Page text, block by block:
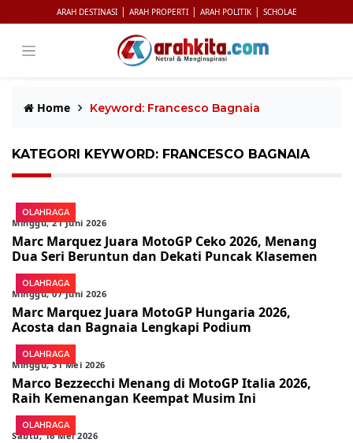
ARAH DESTINASI | ARAH PROPERTI | ARAH POLITIK | SCHOLAE
Home Keyword: Francesco Bagnaia
KATEGORI KEYWORD: FRANCESCO BAGNAIA
OLAHRAGA
Minggu, 21 Juni 2026
Marc Marquez Juara MotoGP Ceko 2026, Menang
Dua Seri Beruntun dan Dekati Puncak Klasemen
OLAHRAGA
Minggu, 07 Juni 2026
Marc Marquez Juara MotoGP Hungaria 2026,
Acosta dan Bagnaia Lengkapi Podium
OLAHRAGA
Minggu, 31 Mei 2026
Marco Bezzecchi Menang di MotoGP Italia 2026,
Raih Kemenangan Keempat Musim Ini
OLAHRAGA
Sabtu, 16 Mei 2026